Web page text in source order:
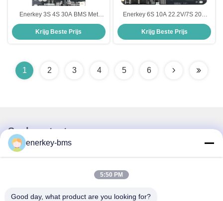
Enerkey 3S 4S 30A BMS Met
NTC, 18650 Li-ion Lithium Battery
Cell PCB Protection Board
Krijg Beste Prijs
Enerkey 6S 10A 22.2V/7S 20A
24V Li-ion Lithium 18650 accu
BMS-pakketten PCB-bescherming
Krijg Beste Prijs
1 2 3 4 5 6
Snel contact
Gebied A, negende verdieping, gebouw G, Guancheng Low
Carbon Industrial Park, Shangcun Community, Gongming
enerkey-bms
5:50 PM
Good day, what product are you looking for?